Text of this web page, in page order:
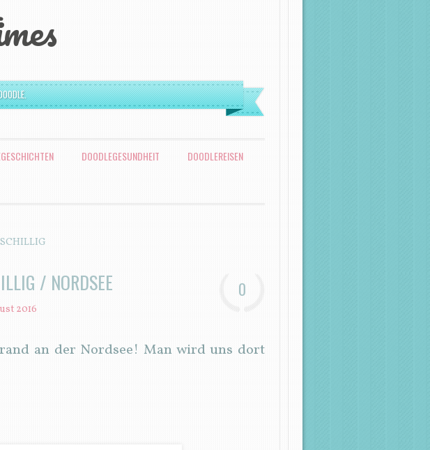
DOODLEGESUNDHEIT DOODLEREISEN
SCHILLIG
/ NORDSEE
2016
0
an der Nordsee! Man wird uns dort